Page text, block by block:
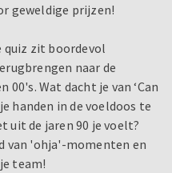
geweldige prijzen!
quiz zit boordevol
naar de
00's. Wat dacht je van ‘Can
handen in de voeldoos te
uit de jaren 90 je voelt?
van 'ohja'-momenten en
team!